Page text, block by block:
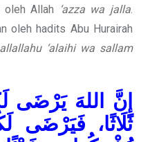
oleh Allah
‘azza wa jalla.
oleh hadits Abu Hurairah
‘alaihi wa sallam
إِنَّ اللهَ يَرْضَى
ثَلَاثًا، فَيَرْضَى